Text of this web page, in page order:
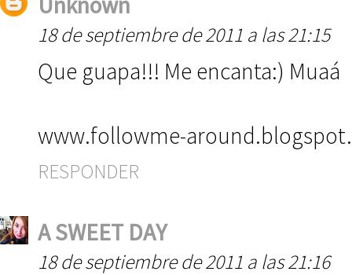
18 de septiembre de 2011 a las 21:15
Que guapa!!! Me encanta:) Muaá
www.followme-
RESPONDER
A SWEET DAY
18 de septiembre de 2011 a las 21:16